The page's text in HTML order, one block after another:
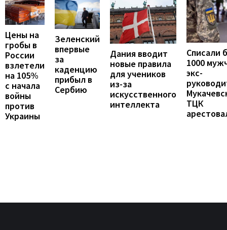
Цены на
гробы в
России
взлетели
на 105%
с начала
войны
против
Украины
Зеленский
впервые
за
каденцию
прибыл в
Сербию
Дания вводит
новые правила
для учеников
из-за
искусственного
интеллекта
Списали
1000
экс-
ТЦК